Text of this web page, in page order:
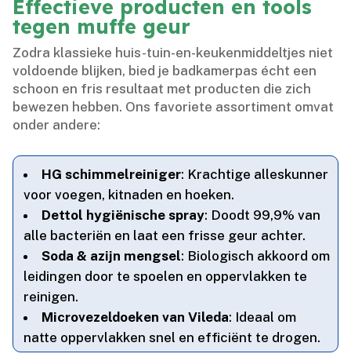
Effectieve producten en tools
tegen muffe geur
Zodra klassieke huis-tuin-en-keukenmiddeltjes niet
voldoende blijken, bied je badkamerpas écht een
schoon en fris resultaat met producten die zich
bewezen hebben.​ Ons favoriete assortiment omvat
onder andere:
HG schimmelreiniger: Krachtige alleskunner
voor voegen, kitnaden en hoeken.​
Dettol hygiënische spray: Doodt 99,9% van
alle bacteriën en laat een frisse geur achter.​
Soda & azijn mengsel: Biologisch akkoord om
leidingen door te spoelen en oppervlakken te
reinigen.​
Microvezeldoeken van Vileda: Ideaal om
natte oppervlakken snel en efficiënt te drogen.​